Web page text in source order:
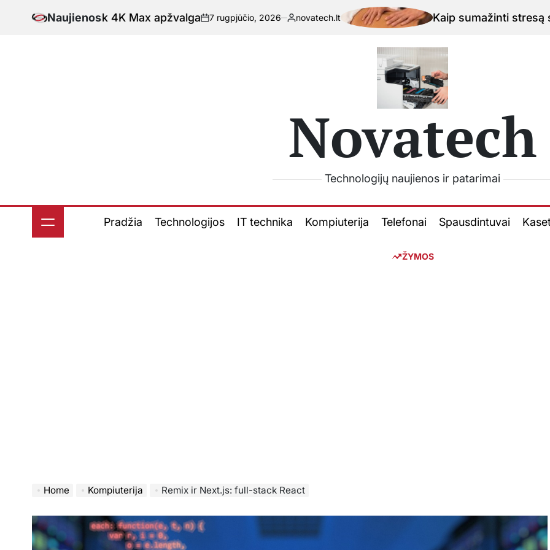
Naujienos
Fire TV Stick 4K Max apžvalga-
7 rugpjūčio, 2026
Paskelbta
novatech.lt Kaip sumažinti stresą su
Novatech
Technologijų naujienos ir patarimai
Pradžia Technologijos IT technika Kompiuterija Telefonai Spausdintuvai
ŽYMOS
Home Kompiuterija Remix ir Next.js: full-stack React